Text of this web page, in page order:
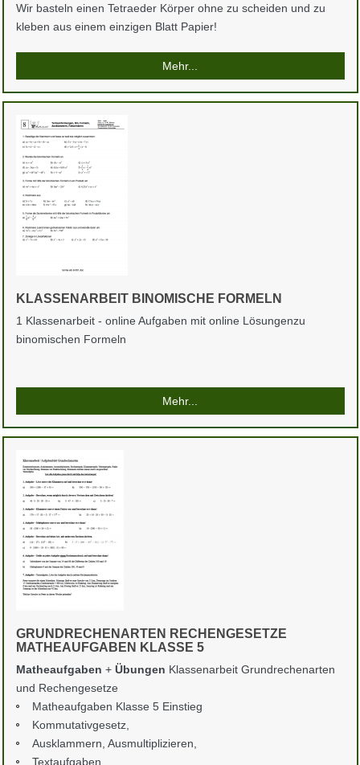
Wir basteln einen Tetraeder Körper ohne zu scheiden und zu
kleben aus einem einzigen Blatt Papier!
Mehr...
KLASSENARBEIT BINOMISCHE FORMELN
1 Klassenarbeit - online Aufgaben mit online Lösungenzu
binomischen Formeln
Mehr...
GRUNDRECHENARTEN RECHENGESETZE
MATHEAUFGABEN KLASSE 5
Matheaufgaben + Übungen Klassenarbeit Grundrechenarten
und Rechengesetze
Matheaufgaben Klasse 5 Einstieg
Kommutativgesetz,
Ausklammern, Ausmultiplizieren,
Textaufgaben